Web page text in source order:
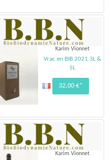
Karim Vionnet
Vrac en BIB 2021 3L &
5L
32,00 €*
Karim Vionnet